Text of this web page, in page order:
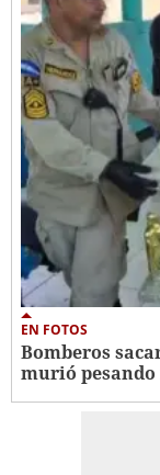
EN FOTOS
Bomberos
murió pesando